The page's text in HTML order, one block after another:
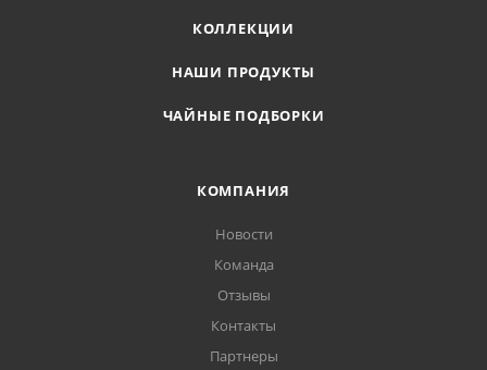
КОЛЛЕКЦИИ
НАШИ ПРОДУКТЫ
ЧАЙНЫЕ ПОДБОРКИ
КОМПАНИЯ
Новости
Команда
Отзывы
Контакты
Партнеры